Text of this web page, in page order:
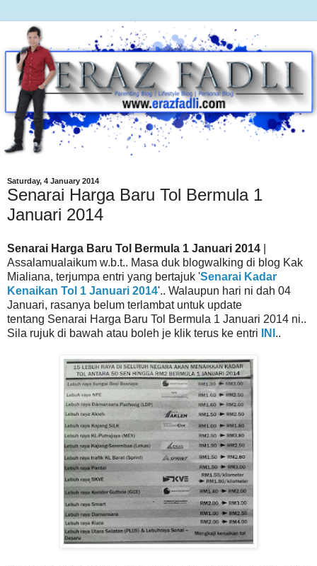
Saturday, 4 January 2014
Senarai Harga Baru Tol Bermula 1
Januari 2014
Senarai Harga Baru Tol Bermula 1 Januari 2014
Assalamualaikum w.b.t.. Masa duk blogwalking di blog Kak
Mialiana, terjumpa entri yang bertajuk 'Senarai Kadar
Kenaikan Tol 1 Januari 2014'.. Walaupun hari ni dah 04
Januari, rasanya belum terlambat untuk update
tentang Senarai Harga Baru Tol Bermula 1 Januari 2014 ni..
Sila rujuk di bawah atau boleh je klik terus ke entri
INI ..